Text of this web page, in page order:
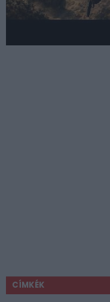
CÍMKÉK